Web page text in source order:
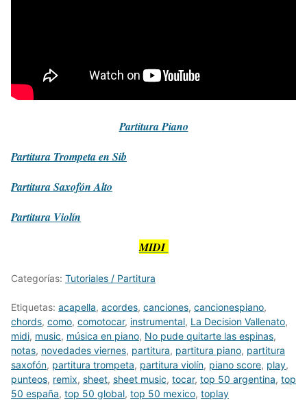
PartituraPiano
Partitura Trompeta en Sib
PartituraSaxofón Alto
Partitura Violín
MIDI
Categorías: Tutoriales / Partitura
Etiquetas: acapella, acordes, canciones, cancionespiano,
chords, como, comotocar, instrumental, La Decision Vallenato,
midi, music, música en piano, No pude quitarte las espinas,
notas, novedades viernes, partitura, partitura piano, partitura
saxofón, partitura trompeta, partitura violín, piano score, play,
punteos, remix, sheet, sheet music, tocar, top 50 argentina, top
50 españa, top 50 global, top 50 mexico, toplay